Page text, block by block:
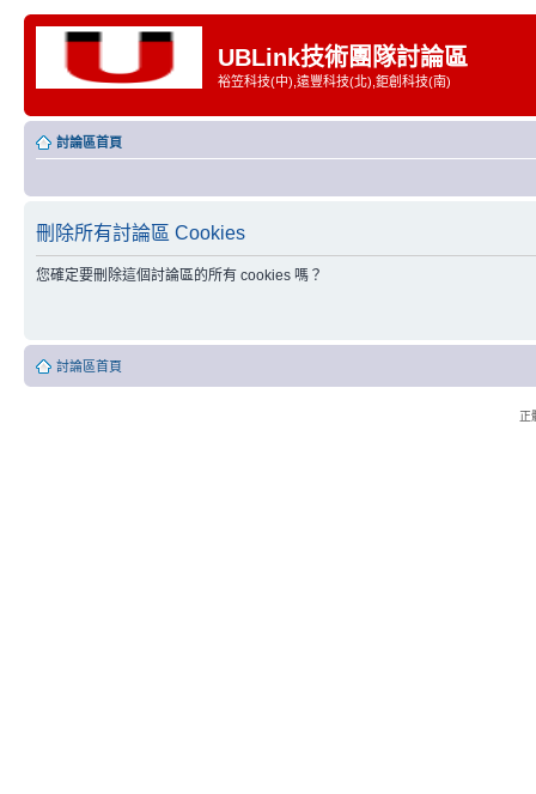
UBLink技術團隊討論區
裕笠科技(中),遠豐科技(北),鉅創科技(南)
討論區首頁
刪除所有討論區 Cookies
您確定要刪除這個討論區的所有 cookies 嗎？
討論區首頁
正